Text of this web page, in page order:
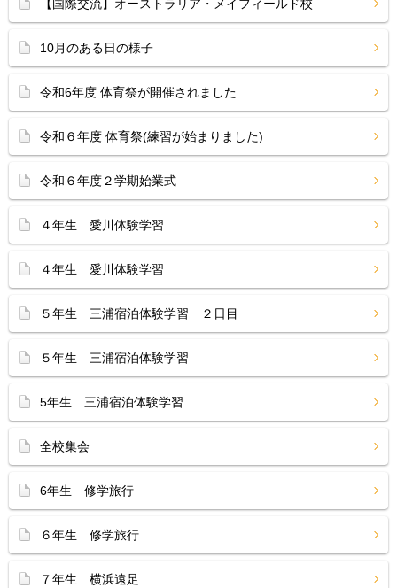
【国際交流】オーストラリア・メイフィールド校
10月のある日の様子
令和6年度 体育祭が開催されました
令和６年度 体育祭(練習が始まりました)
令和６年度２学期始業式
４年生 愛川体験学習
４年生 愛川体験学習
５年生 三浦宿泊体験学習 ２日目
５年生 三浦宿泊体験学習
5年生 三浦宿泊体験学習
全校集会
6年生 修学旅行
６年生 修学旅行
７年生 横浜遠足